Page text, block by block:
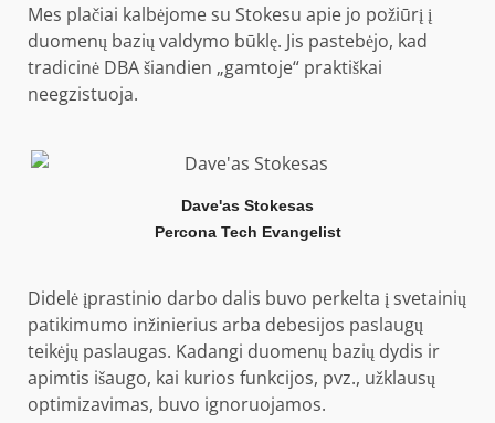
Mes plačiai kalbėjome su Stokesu apie jo požiūrį į
duomenų bazių valdymo būklę. Jis pastebėjo, kad
tradicinė DBA šiandien „gamtoje“ praktiškai
neegzistuoja.
Dave'as Stokesas
Percona Tech Evangelist
Didelė įprastinio darbo dalis buvo perkelta į svetainių
patikimumo inžinierius arba debesijos paslaugų
teikėjų paslaugas. Kadangi duomenų bazių dydis ir
apimtis išaugo, kai kurios funkcijos, pvz., užklausų
optimizavimas, buvo ignoruojamos.